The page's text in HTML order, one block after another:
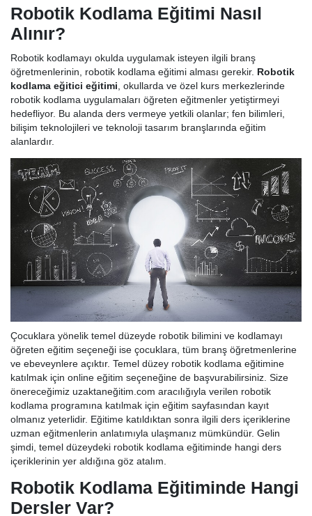
Robotik Kodlama Eğitimi Nasıl
Alınır?
Robotik kodlamayı okulda uygulamak isteyen ilgili branş
öğretmenlerinin, robotik kodlama eğitimi alması gerekir. Robotik
kodlama eğitici eğitimi , okullarda ve özel kurs merkezlerinde
robotik kodlama uygulamaları öğreten eğitmenler yetiştirmeyi
hedefliyor. Bu alanda ders vermeye yetkili olanlar; fen bilimleri,
bilişim teknolojileri ve teknoloji tasarım branşlarında eğitim
alanlardır.
Çocuklara yönelik temel düzeyde robotik bilimini ve kodlamayı
öğreten eğitim seçeneği ise çocuklara, tüm branş öğretmenlerine
ve ebeveynlere açıktır. Temel düzey robotik kodlama eğitimine
katılmak için online eğitim seçeneğine de başvurabilirsiniz. Size
önereceğimiz uzaktaneğitim.com aracılığıyla verilen robotik
kodlama programına katılmak için eğitim sayfasından kayıt
olmanız yeterlidir. Eğitime katıldıktan sonra ilgili ders içeriklerine
uzman eğitmenlerin anlatımıyla ulaşmanız mümkündür. Gelin
şimdi, temel düzeydeki robotik kodlama eğitiminde hangi ders
içeriklerinin yer aldığına göz atalım.
Robotik Kodlama Eğitiminde Hangi
Dersler Var?